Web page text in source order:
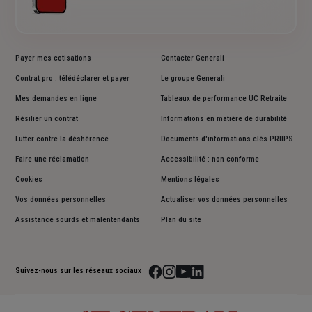
Payer mes cotisations
Contrat pro : télédéclarer et payer
Mes demandes en ligne
Résilier un contrat
Lutter contre la déshérence
Faire une réclamation
Contacter Generali
Le groupe Generali
Tableaux de performance UC Retraite
Informations en matière de durabilité
Documents d'informations clés PRIIPS
Accessibilité : non conforme
Cookies Mentions légales
Vos données personnelles Actualiser vos données personnelles
Assistance sourds et malentendants Plan du site
Suivez-nous sur les réseaux sociaux